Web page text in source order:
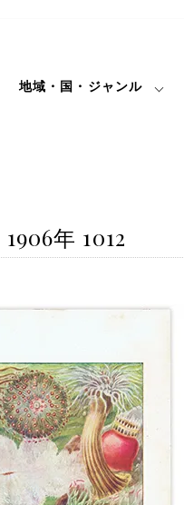
地域・国・ジャンル
年 1012